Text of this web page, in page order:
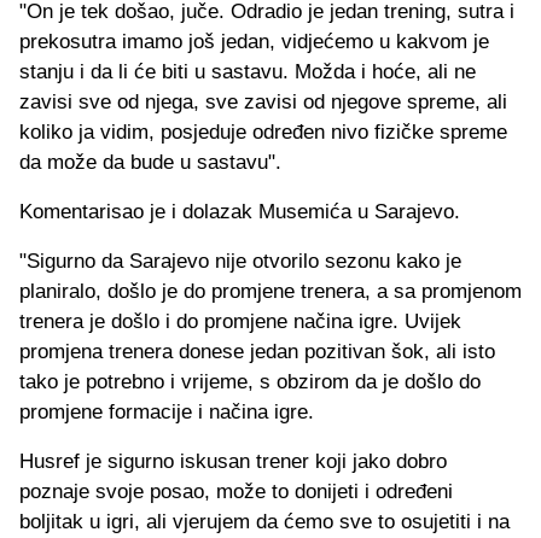
"On je tek došao, juče. Odradio je jedan trening, sutra i
prekosutra imamo još jedan, vidjećemo u kakvom je
stanju i da li će biti u sastavu. Možda i hoće, ali ne
zavisi sve od njega, sve zavisi od njegove spreme, ali
koliko ja vidim, posjeduje određen nivo fizičke spreme
da može da bude u sastavu".
Komentarisao je i dolazak Musemića u Sarajevo.
"Sigurno da Sarajevo nije otvorilo sezonu kako je
planiralo, došlo je do promjene trenera, a sa promjenom
trenera je došlo i do promjene načina igre. Uvijek
promjena trenera donese jedan pozitivan šok, ali isto
tako je potrebno i vrijeme, s obzirom da je došlo do
promjene formacije i načina igre.
Husref je sigurno iskusan trener koji jako dobro
poznaje svoje posao, može to donijeti i određeni
boljitak u igri, ali vjerujem da ćemo sve to osujetiti i na